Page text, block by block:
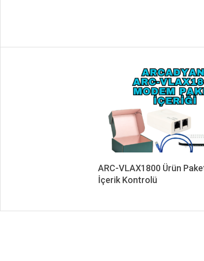
ARC-VLAX1800 Ürün
İçerik Kontrolü